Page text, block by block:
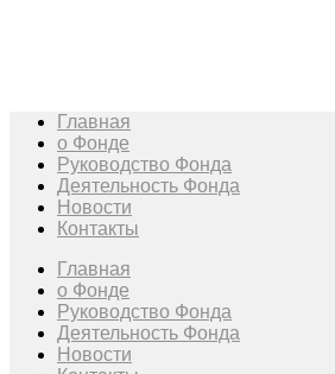
Главная
о Фонде
Руководство Фонда
Деятельность Фонда
Новости
Контакты
Главная
о Фонде
Руководство Фонда
Деятельность Фонда
Новости